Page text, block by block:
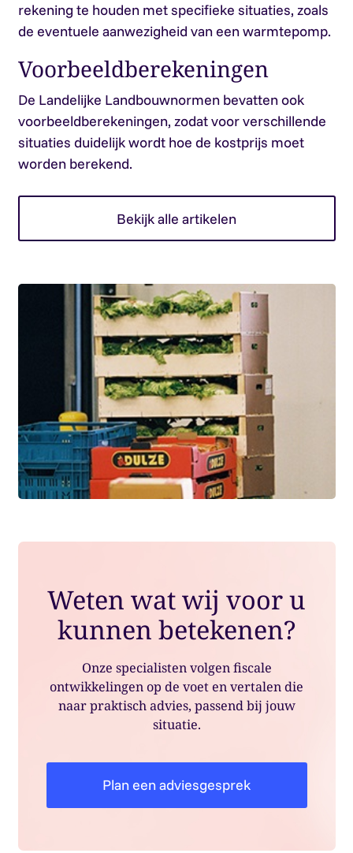
rekening te houden met specifieke situaties, zoals
de eventuele aanwezigheid van een warmtepomp.
Voorbeeldberekeningen
De Landelijke Landbouwnormen bevatten ook
voorbeeldberekeningen, zodat voor verschillende
situaties duidelijk wordt hoe de kostprijs moet
worden berekend.
Bekijk alle artikelen
Weten wat wij voor u
kunnen betekenen?
Onze specialisten volgen fiscale
ontwikkelingen op de voet en vertalen die
naar praktisch advies, passend bij jouw
situatie.
Plan een adviesgesprek